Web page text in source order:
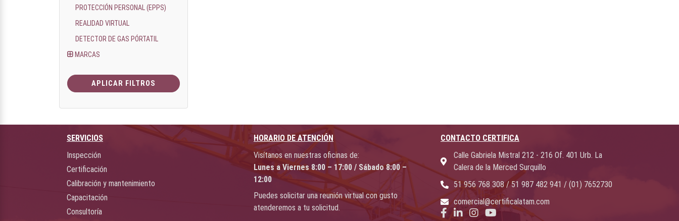
PROTECCIÓN PERSONAL (EPPS)
REALIDAD VIRTUAL
DETECTOR DE GAS PÓRTATIL
MARCAS
APLICAR FILTROS
SERVICIOS
Inspección
Certificación
Calibración y mantenimiento
Capacitación
Consultoría
HORARIO DE ATENCIÓN
Visítanos en nuestras oficinas de:
Lunes a Viernes 8:00 – 17:00 / Sábado 8:00 –
12:00
Puedes solicitar una reunión virtual con gusto
atenderemos a tu solicitud.
CONTACTO CERTIFICA
Calle Gabriela Mistral 212 - 216 Of. 401 Urb. La
Calera de la Merced Surquillo
51 956 768 308 / 51 987 482 941 / (01) 7652730
comercial@certificalatam.com